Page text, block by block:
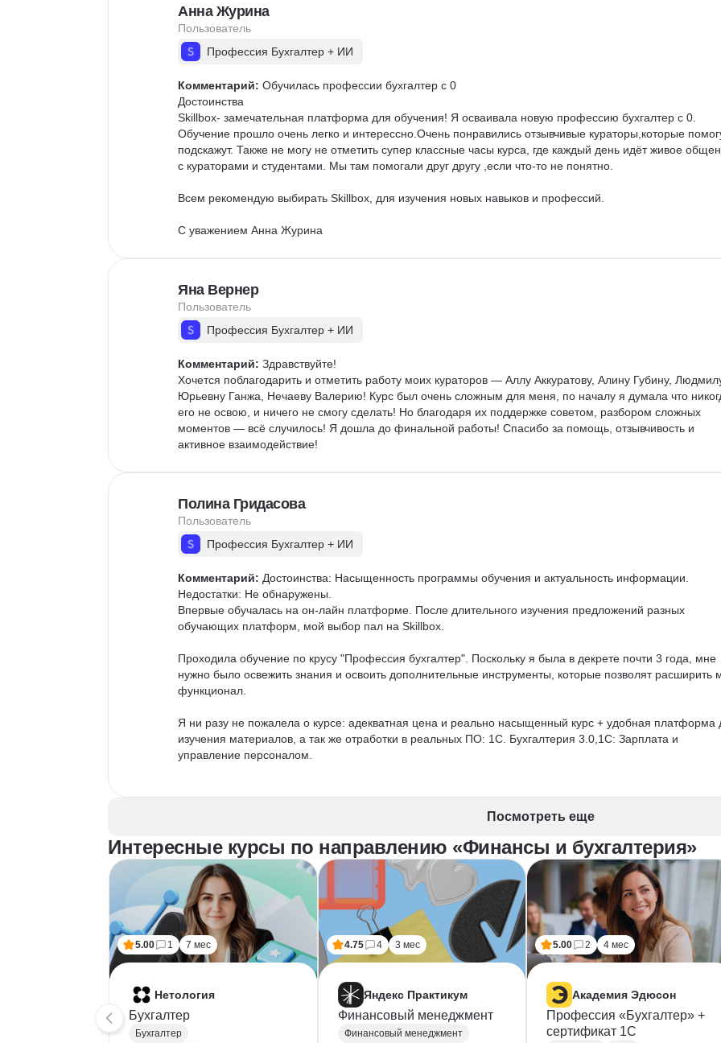
Анна Журина
Пользователь
Профессия Бухгалтер + ИИ
Комментарий: Обучилась профессии бухгалтер с 0
Достоинства
Skillbox- замечательная платформа для обучения! Я осваивала новую профессию бухгалтер с 0.
Обучение прошло очень легко и интерессно.Очень понравились отзывчивые кураторы,которые
подскажут. Также не могу не отметить супер классные часы курса, где каждый день идёт живое
с кураторами и студентами. Мы там помогали друг другу ,если что-то не понятно.
Всем рекомендую выбирать Skillbox, для изучения новых навыков и профессий.
С уважением Анна Журина
Яна Вернер
Пользователь
Профессия Бухгалтер + ИИ
Комментарий: Здравствуйте!
Хочется поблагодарить и отметить работу моих кураторов — Аллу Аккуратову, Алину Губину,
Юрьевну Ганжа, Нечаеву Валерию! Курс был очень сложным для меня, по началу я думала что
его не освою, и ничего не смогу сделать! Но благодаря их поддержке советом, разбором сложных
моментов — всё случилось! Я дошла до финальной работы! Спасибо за помощь, отзывчивость и
активное взаимодействие!
Полина Гридасова
Пользователь
Профессия Бухгалтер + ИИ
Комментарий: Достоинства: Насыщенность программы обучения и актуальность информации.
Недостатки: Не обнаружены.
Впервые обучалась на он-лайн платформе. После длительного изучения предложений разных
обучающих платформ, мой выбор пал на Skillbox.
Проходила обучение по крусу "Профессия бухгалтер". Поскольку я была в декрете почти 3 года, мне
нужно было освежить знания и освоить дополнительные инструменты, которые позволят расширить
функционал.
Я ни разу не пожалела о курсе: адекватная цена и реально насыщенный курс + удобная платформа
изучения материалов, а так же отработки в реальных ПО: 1С. Бухгалтерия 3.0,1С: Зарплата и
управление персоналом.
Программы выстроены логически, максимально доходчивое объяснение, невероятно приятные и
харизматичные лекторы.
В дополнение добавили несколько курсов, важных и необходимых для специалистов, работающих в
сфере экономики.
Выражаю огромную благодарность команде Skillbox за качественный продукт и эффективную работу
группы поддержки!
Посмотреть еще
Интересные курсы по направлению «Финансы и бухгалтерия»
5.00 1 7 мес
Нетология
Бухгалтер
Бухгалтер
4.75 4 3 мес
Яндекс Практикум
Финансовый менеджмент
Финансовый менеджмент
5.00 2 4 мес
Академия Эдюсон
Профессия «Бухгалтер» +
сертификат 1С